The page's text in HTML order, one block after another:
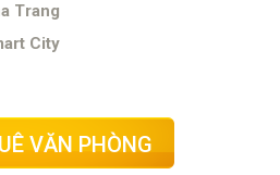
Trang
City
VĂN PHÒNG